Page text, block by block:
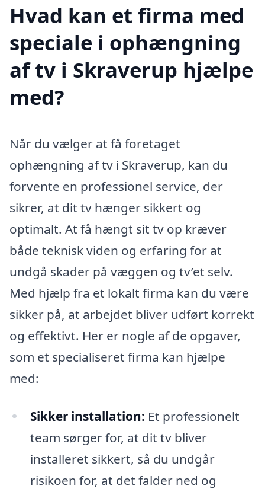
Hvad kan et firma med
speciale i ophængning
af tv i Skraverup hjælpe
med?
Når du vælger at få foretaget
ophængning af tv i Skraverup, kan du
forvente en professionel service, der
sikrer, at dit tv hænger sikkert og
optimalt. At få hængt sit tv op kræver
både teknisk viden og erfaring for at
undgå skader på væggen og tv’et selv.
Med hjælp fra et lokalt firma kan du være
sikker på, at arbejdet bliver udført korrekt
og effektivt. Her er nogle af de opgaver,
som et specialiseret firma kan hjælpe
med:
Sikker installation: Et professionelt
team sørger for, at dit tv bliver
installeret sikkert, så du undgår
risikoen for, at det falder ned og